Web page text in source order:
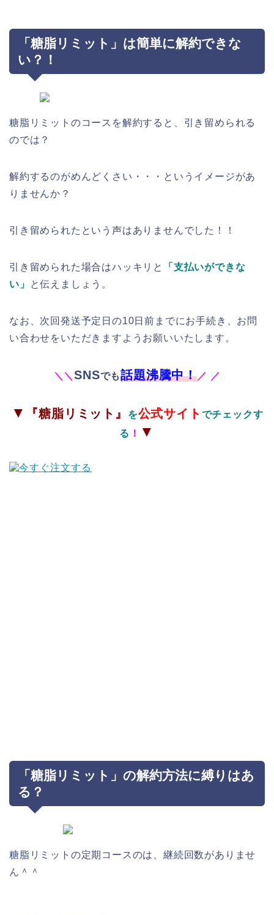
「糖脂リミット」は簡単に解約できな
い？！
糖脂リミットのコースを解約すると、引き留められる
のでは？
解約するのがめんどくさい・・・というイメージがあ
りませんか？
引き留められたという声はありませんでした！！
引き留められた場合はハッキリと
「支払いができな
い」
と伝えましょう。
なお、次回発送予定日の10日前までにお手続き、お問
い合わせをいただきますようお願いいたします。
＼ ＼SNSでも話題沸騰中！／ ／
▼ 『糖脂リミット』 を公式サイト でチェックす
る ！ ▼
「糖脂リミット」の解約方法に縛りはあ
る？
糖脂リミットの定期コースのは、継続回数がありませ
ん＾＾